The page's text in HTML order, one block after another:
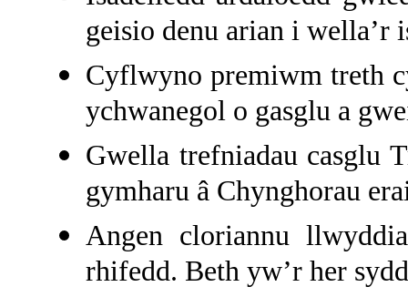
geisio denu arian i wella’r
Cyflwyno premiwm treth
ychwanegol o gasglu a
Gwella trefniadau casglu
gymharu â Chynghorau
Angen cloriannu
rhifedd. Beth yw’r her